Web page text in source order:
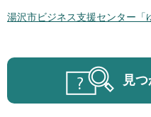
湯沢市ビジネス支援センター「
見